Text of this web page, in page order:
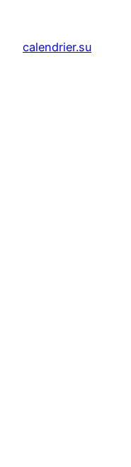
contenu
calendrier.su